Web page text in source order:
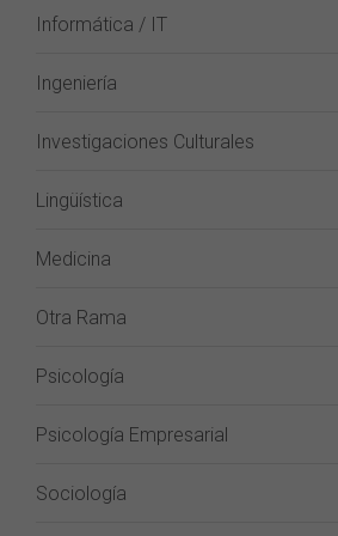
Informática / IT
Ingeniería
Investigaciones Culturales
Lingüística
Medicina
Otra Rama
Psicología
Psicología Empresarial
Sociología